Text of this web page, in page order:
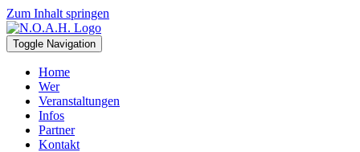
Zum Inhalt springen
Toggle Navigation
Home
Wer
Veranstaltungen
Infos
Partner
Kontakt